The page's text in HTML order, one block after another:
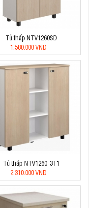
Tủ thấp NTV1260SD
1.580.000 VNĐ
Tủ thấp NTV1260-3T1
2.310.000 VNĐ